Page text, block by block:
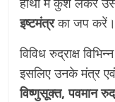
इष्टमंत्रका जप करें।
विविध रुद्राक्ष
इसलिए उनके मंत्र
विष्णुसूक्त, पवमान